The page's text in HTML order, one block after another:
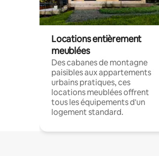
Locations entièrement
meublées
Des cabanes de montagne
paisibles aux appartements
urbains pratiques, ces
locations meublées offrent
tous les équipements d'un
logement standard.